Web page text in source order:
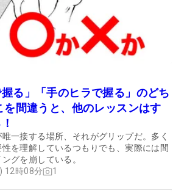
る」「手のヒラで握る」のどち
を間違うと、他のレッスンはす
一接する場所、それがグリップだ。多く
を理解しているつもりでも、実際には間
グを崩している。
12時08分
1